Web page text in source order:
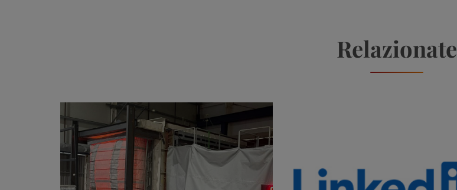
Relazionate